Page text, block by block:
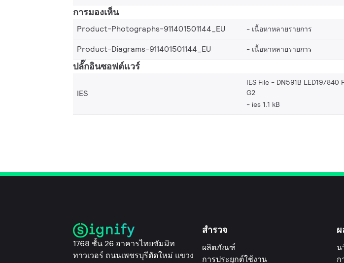
การมองเห็น
Product-Photographs-911401501144_EU เนื้อหาหลายรายการ
Product-Diagrams-911401501144_EU
เนื้อหาหลายรายการ
ปลั๊กอินซอฟต์แวร์
IES
IES File - DN591B LED19/840
G2
ies 1.1 kB
1768 ชั้น 26 อาคารไทยซัมมิท
ทาวเวอร์ ถนนเพชรบุรีตัดใหม่ แขวง
สำรวจ
ผลิตภัณฑ์
การประยุกต์ใช้งาน
น
ก